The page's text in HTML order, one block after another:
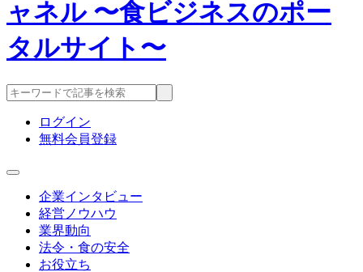
ログイン
無料会員登録
企業インタビュー
経営ノウハウ
業界動向
法令・食の安全
お役立ち